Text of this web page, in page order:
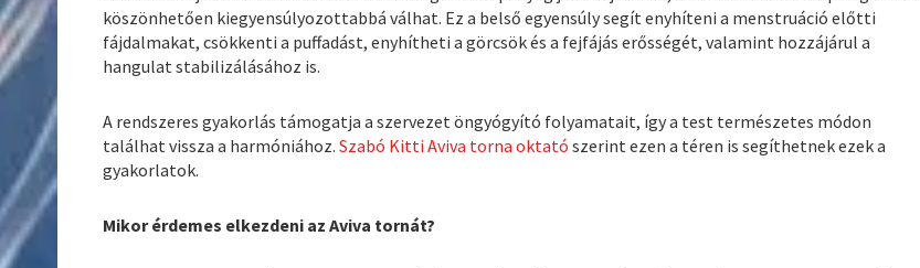
köszönhetően kiegyensúlyozottabbá válhat. Ez a belső egyensúly segít enyhíteni a menstruáció előtti
fájdalmakat, csökkenti a puffadást, enyhítheti a görcsök és a fejfájás erősségét, valamint hozzájárul a
hangulat stabilizálásához is.
A rendszeres gyakorlás támogatja a szervezet öngyógyító folyamatait, így a test természetes módon
találhat vissza a harmóniához.Szabó Kitti Aviva torna oktató szerint ezen a téren is segíthetnek ezek a
gyakorlatok.
Mikor érdemes elkezdeni az Aviva tornát?